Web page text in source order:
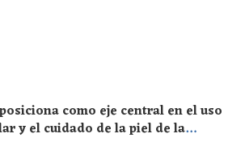
como eje central en el uso
y el cuidado de la piel de la